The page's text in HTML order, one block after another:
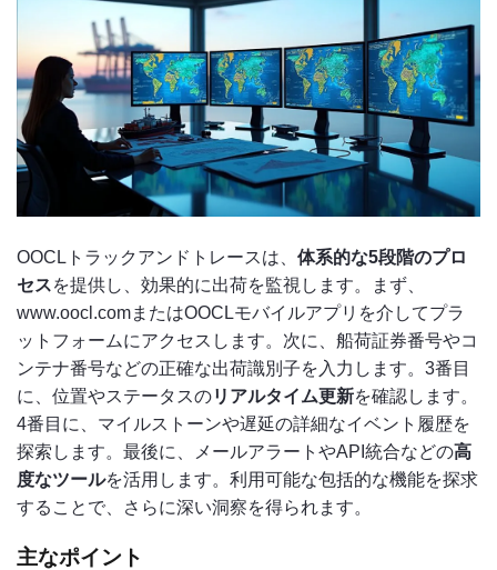
OOCLトラックアンドトレースは、 体系的な5段階のプロ
セスを提供し、効果的に出荷を監視します。まず、
www.oocl.comまたはOOCLモバイルアプリを介してプラ
ットフォームにアクセスします。次に、船荷証券番号やコ
ンテナ番号などの正確な出荷識別子を入力します。3番目
に、位置やステータスのリアルタイム更新を確認します。
4番目に、マイルストーンや遅延の詳細なイベント履歴を
探索します。最後に、メールアラートやAPI統合などの高
度なツールを活用します。利用可能な包括的な機能を探求
することで、さらに深い洞察を得られます。
主なポイント